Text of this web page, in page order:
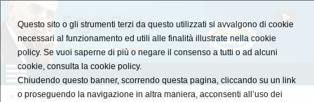
L'Enciclopedia della Salute » Lettera - A - » Lettera - A -
Questo sito o gli strumenti terzi da questo utilizzati si avvalgono di cookie
necessari al funzionamento ed utili alle finalità illustrate nella cookie
policy. Se vuoi saperne di più o negare il consenso a tutti o ad alcuni
cookie, consulta la cookie policy.
Chiudendo questo banner, scorrendo questa pagina, cliccando su un link
o proseguendo la navigazione in altra maniera, acconsenti all’uso dei